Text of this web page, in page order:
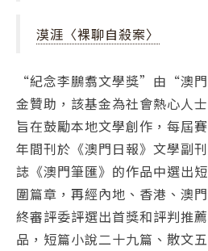
漠涯〈裸聊自殺案〉
“紀念李鵬翥文學獎”由“澳
金贊助，該基金為社會熱心人
旨在鼓勵本地文學創作，每屆
年間刊於《澳門日報》文學副
誌《澳門筆匯》的作品中選出
圍篇章，再經內地、香港、澳
終審評委評選出首獎和評判推
品，短篇小說二十九篇、散文